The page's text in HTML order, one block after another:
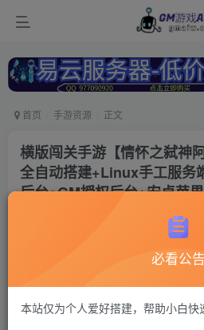
首页 手游资源 正文
横版闯关手游【情怀之弑神
全自动搭建+Linux手工服务
后台+GM授权后台+安卓苹
付费资源
必看公告
本站仅为个人爱好搭建，帮助小白快